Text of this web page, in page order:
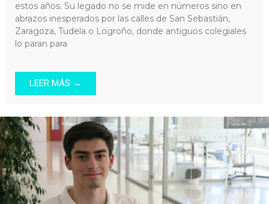
estos años. Su legado no se mide en números sino en
abrazos inesperados por las calles de San Sebastián,
Zaragoza, Tudela o Logroño, donde antiguos colegiales
lo paran para
LEER MÁS →